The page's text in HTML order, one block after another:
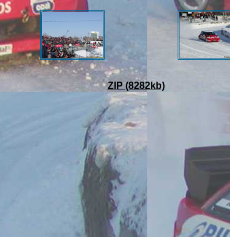
ZIP (8282kb)